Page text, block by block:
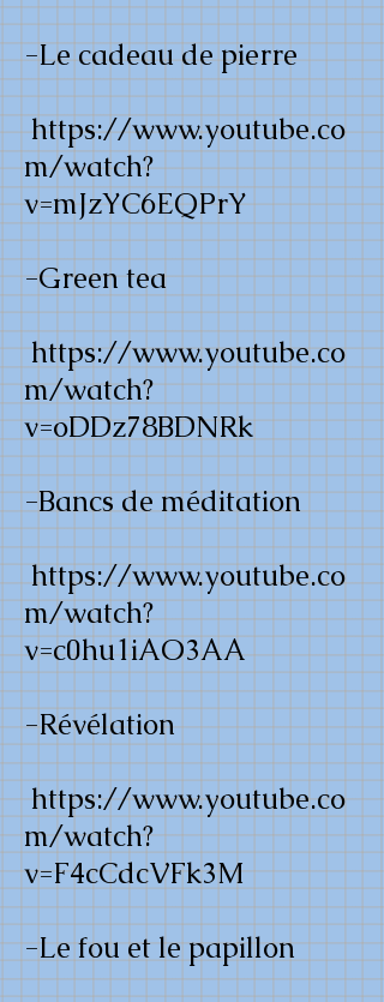
-Le cadeau de pierre
https://www.youtube.co
m/watch?
v=mJzYC6EQPrY
-Green tea
https://www.youtube.co
m/watch?
v=oDDz78BDNRk
-Bancs de méditation
https://www.youtube.co
m/watch?
v=c0hu1iAO3AA
-Révélation
https://www.youtube.co
m/watch?
v=F4cCdcVFk3M
-Le fou et le papillon